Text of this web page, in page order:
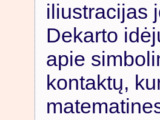
iliustracijas
Dekarto
apie
kontaktų,